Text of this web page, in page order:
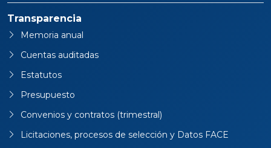
Transparencia
Memoria anual
Cuentas auditadas
Estatutos
Presupuesto
Convenios y contratos (trimestral)
Licitaciones, procesos de selección y Datos FACE